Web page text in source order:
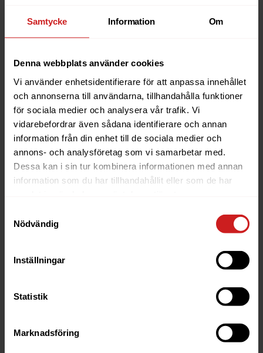
Samtycke Information Om
Denna webbplats använder cookies
Vi använder enhetsidentifierare för att anpassa innehållet
och annonserna till användarna, tillhandahålla funktioner
för sociala medier och analysera vår trafik. Vi
vidarebefordrar även sådana identifierare och annan
information från din enhet till de sociala medier och
annons- och analysföretag som vi samarbetar med.
Dessa kan i sin tur kombinera informationen med annan
information som du har tillhandahållit eller som de har
Nödvändig
Inställningar
Statistik
Marknadsföring
incidenter, dygnet runt
någonting skulle hända. I våra högre paket får
du tillgång till ett särskilt journummer där du
kan nå våra jourtekniker vid incidenter utanför
supportens öppettider, exempelvis om din
tjänst går ner eller slutar funka.
Skräddarsydda rutiner
vårt Enterprise-paket förlägger vi underhåll när
Du får också en personlig kontaktperson hos
Få larm vid fel